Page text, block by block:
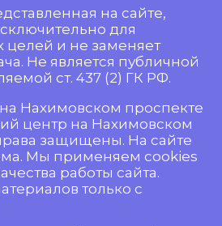
на сайте,
для
целей и не заменяет
Не является публичной
ст. 437 (2) ГК РФ.
Нахимовском проспекте
центр на Нахимовском
защищены. На сайте
Мы применяем cookies
работы сайта.
только с